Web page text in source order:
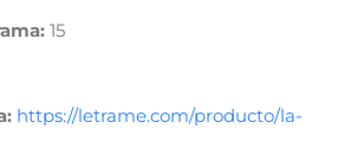
15
https://letrame.com/producto/la-